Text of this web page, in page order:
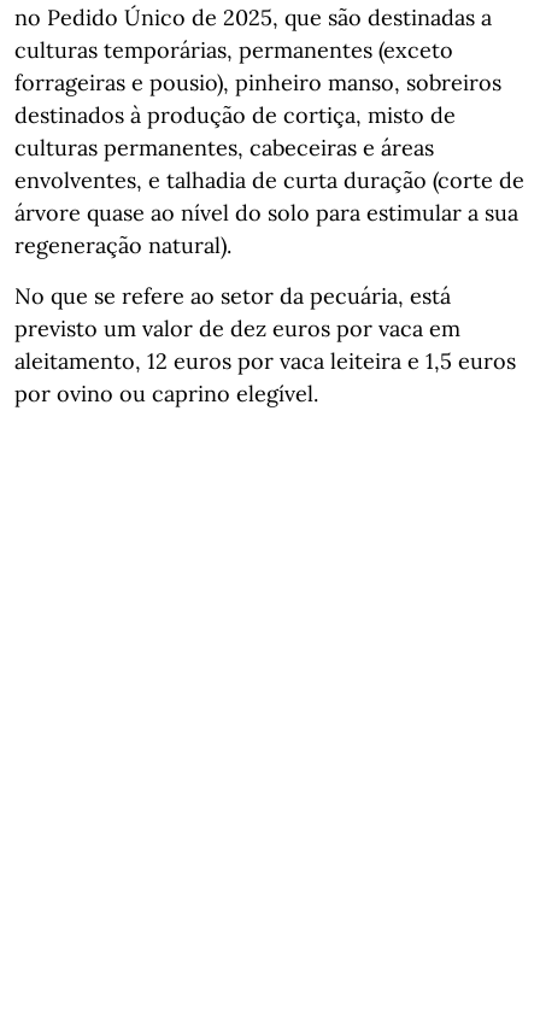
no Pedido Único de 2025, que são destinadas a
culturas temporárias, permanentes (exceto
forrageiras e pousio), pinheiro manso, sobreiros
destinados à produção de cortiça, misto de
culturas permanentes, cabeceiras e áreas
envolventes, e talhadia de curta duração (corte de
árvore quase ao nível do solo para estimular a sua
regeneração natural).
No que se refere ao setor da pecuária, está
previsto um valor de dez euros por vaca em
aleitamento, 12 euros por vaca leiteira e 1,5 euros
por ovino ou caprino elegível.